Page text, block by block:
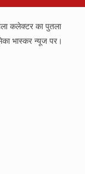
कलेक्टर का पुतला
भास्कर न्यूज पर।